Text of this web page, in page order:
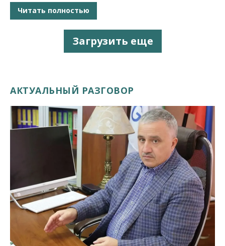
Читать полностью
Загрузить еще
АКТУАЛЬНЫЙ РАЗГОВОР